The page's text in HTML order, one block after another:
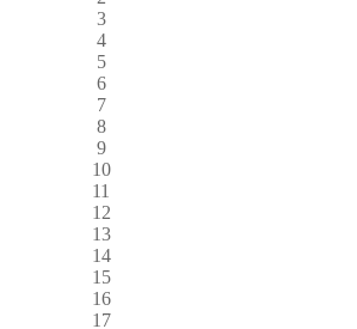
3
4
5
6
7
8
9
10
11
12
13
14
15
16
17